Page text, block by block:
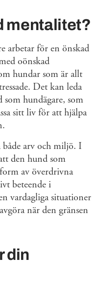
mentalitet?
arbetar för en önskad
oönskad
hundar som är allt
Det kan leda
hundägare, som
sitt liv för att hjälpa
arv och miljö. I
den hund som
av överdrivna
beteende i
vardagliga situationer
när den gränsen
din